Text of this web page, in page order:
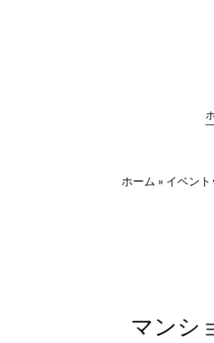
ホーム » イベント
マンシ